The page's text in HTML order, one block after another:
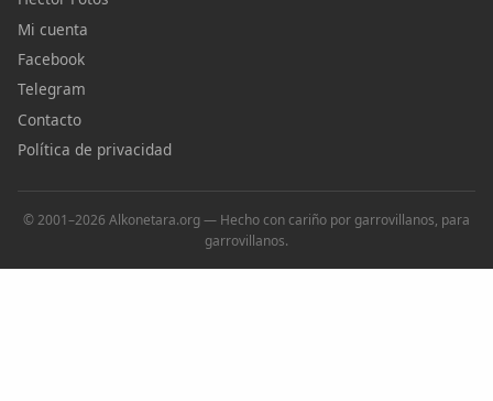
Mi cuenta
Facebook
Telegram
Contacto
Política de privacidad
© 2001–2026 Alkonetara.org — Hecho con cariño por garrovillanos, para
garrovillanos.